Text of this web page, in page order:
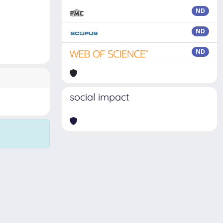
ND
ND
ND
social impact